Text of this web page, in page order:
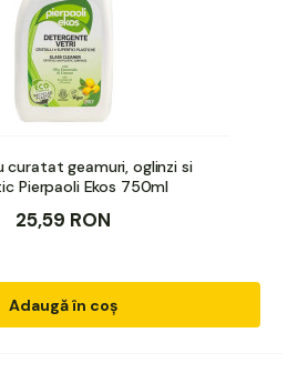
curatat geamuri, oglinzi si
Pierpaoli Ekos 750ml
25,59 RON
Adaugă în coș